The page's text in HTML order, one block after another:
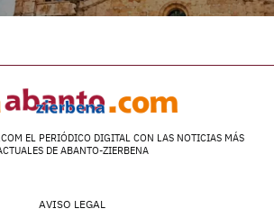
EL PERIÓDICO DIGITAL CON LAS NOTICIAS MÁS
DE ABANTO-ZIERBENA
AVISO LEGAL